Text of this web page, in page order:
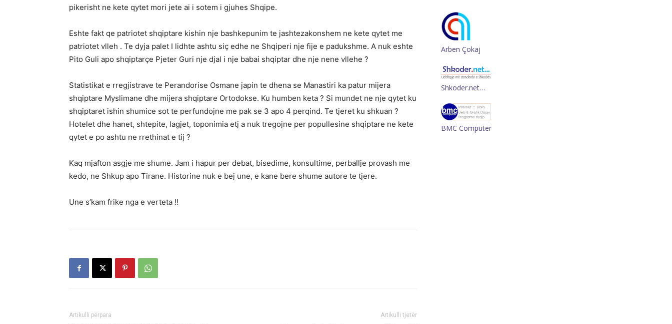
pikerisht ne kete qytet mori jete ai i sotem i gjuhes Shqipe.
Eshte fakt qe patriotet shqiptare kishin nje bashkepunim te jashtezakonshem ne kete qytet me
patriotet vlleh . Te dyja palet I lidhte ashtu siç edhe ne Shqiperi nje fije e padukshme. A nuk eshte
Pito Guli apo shqiptarçe Pjeter Guri nje djal i nje babai shqiptar dhe nje nene vllehe ?
Statistikat e rregjistrave te Perandorise Osmane japin te dhena se Manastiri ka patur mijera
shqiptare Myslimane dhe mijera shqiptare Ortodokse. Ku humben keta ? Si mundet ne nje qytet ku
shqiptaret ishin shumice sot te perfundojne me pak se 3 apo 4 perqind. Te tjeret ku shkuan ?
Hotelet dhe hanet, shtepite, lagjet, toponimia etj a nuk tregojne per popullesine shqiptare ne kete
qytet e po ashtu ne rrethinat e tij ?
Kaq mjafton asgje me shume. Jam i hapur per debat, bisedime, konsultime, perballje provash me
kedo, ne Shkup apo Tirane. Historine nuk e bej une, e kane bere shume autore te tjere.
Une s’kam frike nga e verteta !!
Artikulli përpara Artikulli tjetër
Arben Çokaj
Shkoder.net…
BMC Computer